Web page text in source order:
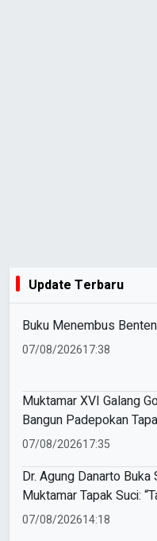
Update Terbaru
Buku Menembus
07/08/202617:38
Muktamar XVI Galang
Bangun Padepokan
07/08/202617:35
Dr. Agung Danarto Buka
Muktamar Tapak Suci:
Organisasi Ko Ping Ho
07/08/202614:18